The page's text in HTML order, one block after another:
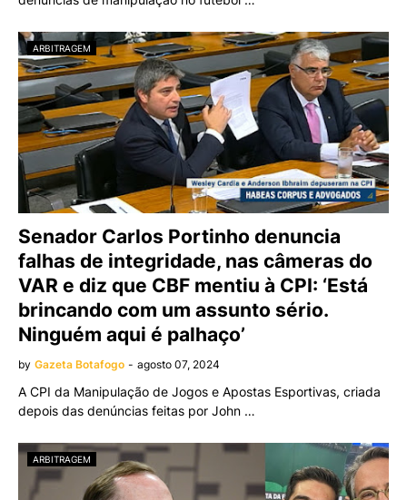
ARBITRAGEM
Senador Carlos Portinho denuncia
falhas de integridade, nas câmeras do
VAR e diz que CBF mentiu à CPI: ‘Está
brincando com um assunto sério.
Ninguém aqui é palhaço’
by Gazeta Botafogo - agosto 07, 2024
A CPI da Manipulação de Jogos e Apostas Esportivas, criada
depois das denúncias feitas por John …
ARBITRAGEM